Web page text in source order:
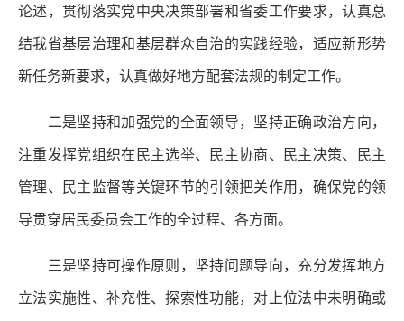
论述，贯彻落实党中央决策部署和省委工作要求，认真总
结我省基层治理和基层群众自治的实践经验，适应新形势
新任务新要求，认真做好地方配套法规的制定工作。
二是坚持和加强党的全面领导，坚持正确政治方向，
注重发挥党组织在民主选举、民主协商、民主决策、民主
管理、民主监督等关键环节的引领把关作用，确保党的领
导贯穿居民委员会工作的全过程、各方面。
三是坚持可操作原则，坚持问题导向，充分发挥地方
立法实施性、补充性、探索性功能，对上位法中未明确或